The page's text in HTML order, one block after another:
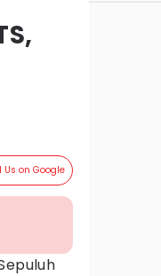
Us on Google